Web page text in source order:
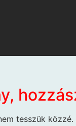
tesszük közzé.